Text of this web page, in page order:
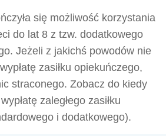
się możliwość korzystania
do lat 8 z tzw. dodatkowego
Jeżeli z jakichś powodów nie
zasiłku opiekuńczego,
straconego. Zobacz do kiedy
zaległego zasiłku
i dodatkowego).